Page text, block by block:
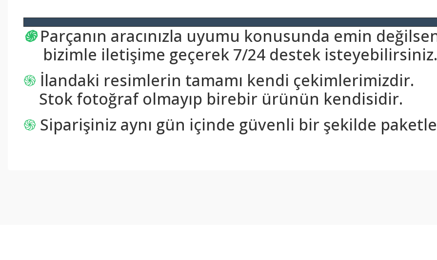
֍ Parçanın aracınızla uyumu konusunda emin
bizimle iletişime geçerek 7/24 destek isteyebilirsiniz.
֍ İlandaki resimlerin tamamı kendi çekimlerimizdir.
Stok fotoğraf olmayıp birebir ürünün kendisidir.
֍ Siparişiniz aynı gün içinde güvenli bir şekilde